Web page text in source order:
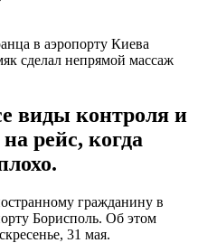
сделал непрямой массаж
виды контроля и
рейс, когда
гражданину в
Борисполь. Об этом
31 мая.